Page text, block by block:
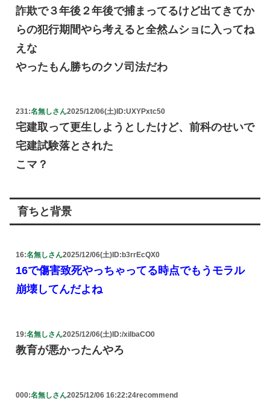
詐欺で３年後２年後で捕まってるけど出てきてか
らの犯行期間やら考えると全然ムショに入ってね
えな
やったもん勝ちのクソ司法だわ
231:名無しさん2025/12/06(土) ID:UXYPxtc50
宅建取って更生しようとしたけど、前科のせいで
宅建試験落とされた
こマ？
育ちと背景
16:名無しさん2025/12/06(土) ID:b3rrEcQX0
16で傷害致死やっちゃってる時点でもうモラル
崩壊してんだよね
19:名無しさん2025/12/06(土) ID:/xiIbaCO0
教育が悪かったんやろ
000:名無しさん2025/12/06 16:22:24recommend